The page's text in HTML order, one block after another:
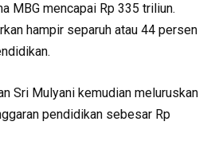
MBG mencapai Rp 335 triliun.
hampir separuh atau 44 persen
Sri Mulyani kemudian meluruskan
pendidikan sebesar Rp